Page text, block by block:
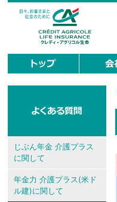
じぶん年金 介護プラス
に関して
年金力 介護プラス(米ド
ル建)に関して